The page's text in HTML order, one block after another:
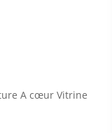
A cœur Vitrine